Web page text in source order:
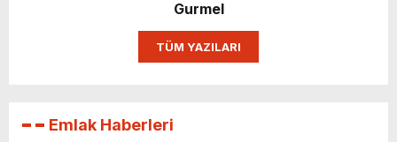
Gurmel
TÜM YAZILARI
Emlak Haberleri